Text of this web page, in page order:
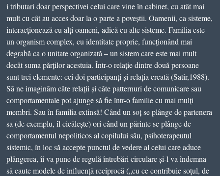
i tributari doar perspectivei celui care vine în cabinet, cu atât mai
mult cu cât au acces doar la o parte a poveștii. Oamenii, ca sisteme,
interacționează cu alți oameni, adică cu alte sisteme. Familia este
un organism complex, cu identitate proprie, funcționând mai
degrabă ca o unitate organizată – un sistem care este mai mult
decât suma părților acestuia. Într-o relație dintre două persoane
sunt trei elemente: cei doi participanți și relația creată (Satir,1988).
Să ne imaginăm câte relații și câte patternuri de comunicare sau
comportamentale pot ajunge să fie într-o familie cu mai mulți
membri. Sau în familia extinsă! Când un soț se plânge de partenera
sa (de exemplu, îl cicălește) ori când un părinte se plânge de
comportamentul nepoliticos al copilului său, psihoterapeutul
sistemic, în loc să accepte punctul de vedere al celui care aduce
plângerea, îi va pune de regulă întrebări circulare și-l va îndemna
să caute modele de influență reciprocă („cu ce contribuie soțul, de